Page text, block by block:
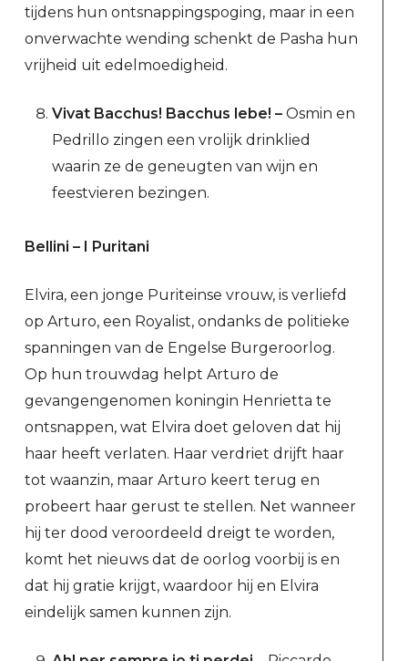
tijdens hun ontsnappingspoging, maar in een
onverwachte wending schenkt de Pasha hun
vrijheid uit edelmoedigheid.
Vivat Bacchus! Bacchus lebe! – Osmin en
Pedrillo zingen een vrolijk drinklied
waarin ze de geneugten van wijn en
feestvieren bezingen.
Bellini – I Puritani
Elvira, een jonge Puriteinse vrouw, is verliefd
op Arturo, een Royalist, ondanks de politieke
spanningen van de Engelse Burgeroorlog.
Op hun trouwdag helpt Arturo de
gevangengenomen koningin Henrietta te
ontsnappen, wat Elvira doet geloven dat hij
haar heeft verlaten. Haar verdriet drijft haar
tot waanzin, maar Arturo keert terug en
probeert haar gerust te stellen. Net wanneer
hij ter dood veroordeeld dreigt te worden,
komt het nieuws dat de oorlog voorbij is en
dat hij gratie krijgt, waardoor hij en Elvira
eindelijk samen kunnen zijn.